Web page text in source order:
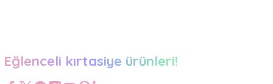
Eğlenceli kırtasiye ürünleri!